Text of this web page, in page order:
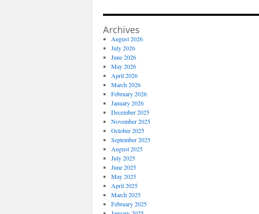
Archives
August 2026
July 2026
June 2026
May 2026
April 2026
March 2026
February 2026
January 2026
December 2025
November 2025
October 2025
September 2025
August 2025
July 2025
June 2025
May 2025
April 2025
March 2025
February 2025